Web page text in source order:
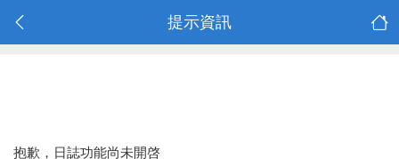
提示資訊
抱歉，日誌功能尚未開啓